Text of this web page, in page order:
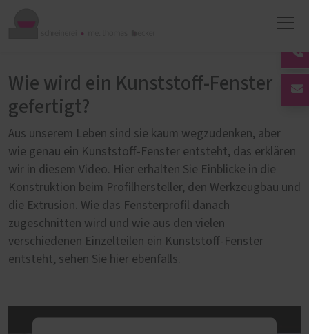
Wie wird ein Kunststoff-Fenster
gefertigt?
Aus unserem Leben sind sie kaum wegzudenken, aber
wie genau ein Kunststoff-Fenster entsteht, das erklären
wir in diesem Video. Hier erhalten Sie Einblicke in die
Konstruktion beim Profilhersteller, den Werkzeugbau und
die Extrusion. Wie das Fensterprofil danach
zugeschnitten wird und wie aus den vielen
verschiedenen Einzelteilen ein Kunststoff-Fenster
entsteht, sehen Sie hier ebenfalls.